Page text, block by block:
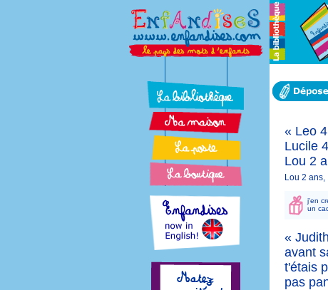
« Leo
Lucile
Lou 2
Lou 2
j'en
un
«
avant
t'étais
pas